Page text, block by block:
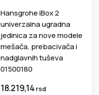
Hansgrohe iBox 2
univerzalna ugradna
jedinica za nove modele
mešača, prebacivača i
nadglavnih tuševa
01500180
18.219,14rsd